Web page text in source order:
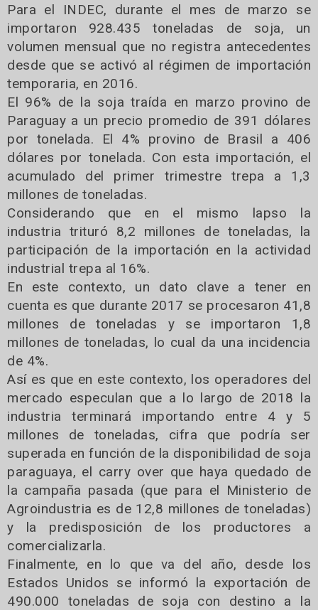
Para el INDEC, durante el mes de marzo se
importaron 928.435 toneladas de soja, un
volumen mensual que no registra antecedentes
desde que se activó al régimen de importación
temporaria, en 2016.
El 96% de la soja traída en marzo provino de
Paraguay a un precio promedio de 391 dólares
por tonelada. El 4% provino de Brasil a 406
dólares por tonelada. Con esta importación, el
acumulado del primer trimestre trepa a 1,3
millones de toneladas.
Considerando que en el mismo lapso la
industria trituró 8,2 millones de toneladas, la
participación de la importación en la actividad
industrial trepa al 16%.
En este contexto, un dato clave a tener en
cuenta es que durante 2017 se procesaron 41,8
millones de toneladas y se importaron 1,8
millones de toneladas, lo cual da una incidencia
de 4%.
Así es que en este contexto, los operadores del
mercado especulan que a lo largo de 2018 la
industria terminará importando entre 4 y 5
millones de toneladas, cifra que podría ser
superada en función de la disponibilidad de soja
paraguaya, el carry over que haya quedado de
la campaña pasada (que para el Ministerio de
Agroindustria es de 12,8 millones de toneladas)
y la predisposición de los productores a
comercializarla.
Finalmente, en lo que va del año, desde los
Estados Unidos se informó la exportación de
490.000 toneladas de soja con destino a la